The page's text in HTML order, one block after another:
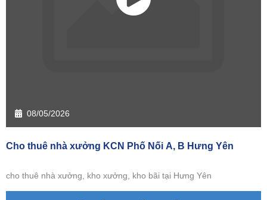
08/05/2026
Cho thuê nhà xưởng KCN Phố Nối A, B Hưng Yên
cho thuê nhà xưởng, kho xưởng, kho bãi tại Hưng Yên